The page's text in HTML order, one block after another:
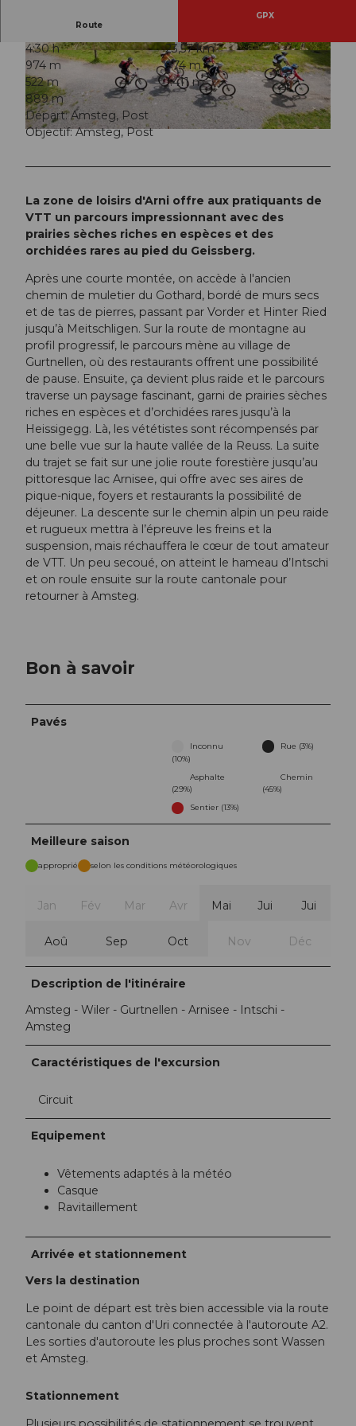
© Angel Sanchez, Ferienregion Andermatt
© Ferienregion Andermatt © Angel Sanchez, Ferienregion Andermatt
Route
GPX
4:30 h
23,57 km
974 m
974 m
522 m
1.411 m
889 m
Départ: Amsteg, Post
Objectif: Amsteg, Post
La zone de loisirs d'Arni offre aux pratiquants de
VTT un parcours impressionnant avec des
prairies sèches riches en espèces et des
orchidées rares au pied du Geissberg.
Après une courte montée, on accède à l'ancien
chemin de muletier du Gothard, bordé de murs secs
et de tas de pierres, passant par Vorder et Hinter Ried
jusqu’à Meitschligen. Sur la route de montagne au
profil progressif, le parcours mène au village de
Gurtnellen, où des restaurants offrent une possibilité
de pause. Ensuite, ça devient plus raide et le parcours
traverse un paysage fascinant, garni de prairies sèches
riches en espèces et d’orchidées rares jusqu’à la
Heissigegg. Là, les vététistes sont récompensés par
une belle vue sur la haute vallée de la Reuss. La suite
du trajet se fait sur une jolie route forestière jusqu’au
pittoresque lac Arnisee, qui offre avec ses aires de
pique-nique, foyers et restaurants la possibilité de
déjeuner. La descente sur le chemin alpin un peu raide
et rugueux mettra à l’épreuve les freins et la
suspension, mais réchauffera le cœur de tout amateur
de VTT. Un peu secoué, on atteint le hameau d’Intschi
et on roule ensuite sur la route cantonale pour
retourner à Amsteg.
Bon à savoir
Pavés
Inconnu
(10%)
Rue (3%)
Asphalte
(29%)
Chemin
(45%)
Sentier (13%)
Meilleure saison
approprié selon les conditions météorologiques
Jan Fév Mar Avr Mai Jui Jui
Aoû Sep Oct Nov Déc
Description de l'itinéraire
Amsteg - Wiler - Gurtnellen - Arnisee - Intschi -
Amsteg
Caractéristiques de l'excursion
Circuit
Equipement
Vêtements adaptés à la météo
Casque
Ravitaillement
Arrivée et stationnement
Vers la destination
Le point de départ est très bien accessible via la route
cantonale du canton d'Uri connectée à l'autoroute A2.
Les sorties d'autoroute les plus proches sont Wassen
et Amsteg.
Stationnement